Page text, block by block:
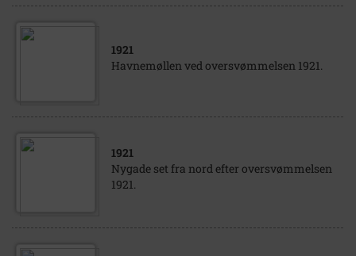
1921
Havnemøllen ved oversvømmelsen 1921.
1921
Nygade set fra nord efter oversvømmelsen
1921.